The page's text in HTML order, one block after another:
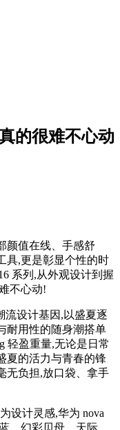
的很难不心动
颜值在线、手感舒
具,更是彰显个性的时
系列,从外观设计到握
不心动!
流设计基因,以盛夏逐
耐用性的随身潮搭单
轻盈重量,无论是日常
夏的活力与青春的锋
无负担,放口袋、拿手
设计灵感,华为 nova